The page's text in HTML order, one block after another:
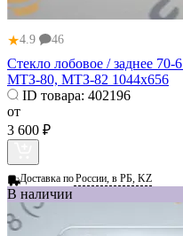
★4.9 46
Стекло лобовое / заднее
МТЗ-80, МТЗ-82 1044х656
ID товара: 402196
от
3 600 ₽
Доставка поРоссии, в РБ, KZ
В наличии